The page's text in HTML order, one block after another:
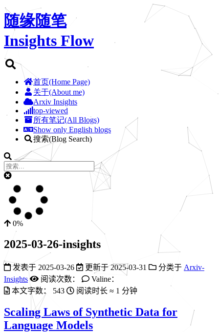
随缘随笔
Insights Flow
首页(Home Page)
关于(About me)
Arxiv Insights
top-viewed
所有笔记(All Blogs)
Show only English blogs
搜索(Blog Search)
0%
2025-03-26-insights
发表于 2025-03-26 更新于 2025-03-31 分类于 Arxiv-
Insights
阅读次数：
Valine：
本文字数：
543 阅读时长 ≈ 1 分钟
Scaling Laws of Synthetic Data for
Language Models